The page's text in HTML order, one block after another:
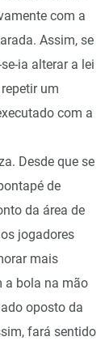
com a
Assim, se
ia alterar a lei
um
com a
Desde que se
de
da área de
jogadores
mais
a bola na mão
oposto da
fará sentido